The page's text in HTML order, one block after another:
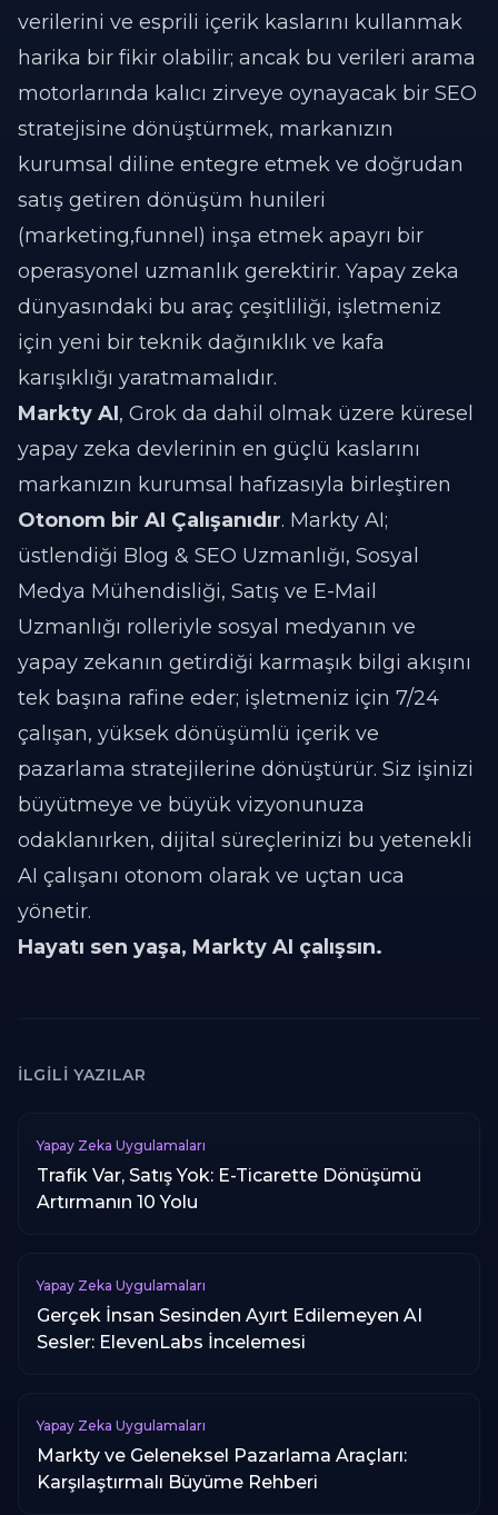
verilerini ve esprili içerik kaslarını kullanmak
harika bir fikir olabilir; ancak bu verileri arama
motorlarında kalıcı zirveye oynayacak bir SEO
stratejisine dönüştürmek, markanızın
kurumsal diline entegre etmek ve doğrudan
satış getiren dönüşüm hunileri
(marketing,funnel) inşa etmek apayrı bir
operasyonel uzmanlık gerektirir. Yapay zeka
dünyasındaki bu araç çeşitliliği, işletmeniz
için yeni bir teknik dağınıklık ve kafa
karışıklığı yaratmamalıdır.
Markty AI, Grok da dahil olmak üzere küresel
yapay zeka devlerinin en güçlü kaslarını
markanızın kurumsal hafızasıyla birleştiren
Otonom bir AI Çalışanıdır. Markty AI;
üstlendiği Blog & SEO Uzmanlığı, Sosyal
Medya Mühendisliği, Satış ve E-Mail
Uzmanlığı rolleriyle sosyal medyanın ve
yapay zekanın getirdiği karmaşık bilgi akışını
tek başına rafine eder; işletmeniz için 7/24
çalışan, yüksek dönüşümlü içerik ve
pazarlama stratejilerine dönüştürür. Siz işinizi
büyütmeye ve büyük vizyonunuza
odaklanırken, dijital süreçlerinizi bu yetenekli
AI çalışanı otonom olarak ve uçtan uca
yönetir.
Hayatı sen yaşa, Markty AI çalışsın.
İLGILI YAZILAR
Yapay Zeka Uygulamaları
Trafik Var, Satış Yok: E-Ticarette Dönüşümü
Artırmanın 10 Yolu
Yapay Zeka Uygulamaları
Gerçek İnsan Sesinden Ayırt Edilemeyen AI
Sesler: ElevenLabs İncelemesi
Yapay Zeka Uygulamaları
Markty ve Geleneksel Pazarlama Araçları:
Karşılaştırmalı Büyüme Rehberi